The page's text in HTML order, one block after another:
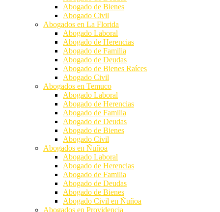
Abogado de Bienes
Abogado Civil
Abogados en La Florida
Abogado Laboral
Abogado de Herencias
Abogado de Familia
Abogado de Deudas
Abogado de Bienes Raíces
Abogado Civil
Abogados en Temuco
Abogado Laboral
Abogado de Herencias
Abogado de Familia
Abogado de Deudas
Abogado de Bienes
Abogado Civil
Abogados en Ñuñoa
Abogado Laboral
Abogado de Herencias
Abogado de Familia
Abogado de Deudas
Abogado de Bienes
Abogado Civil en Ñuñoa
Abogados en Providencia